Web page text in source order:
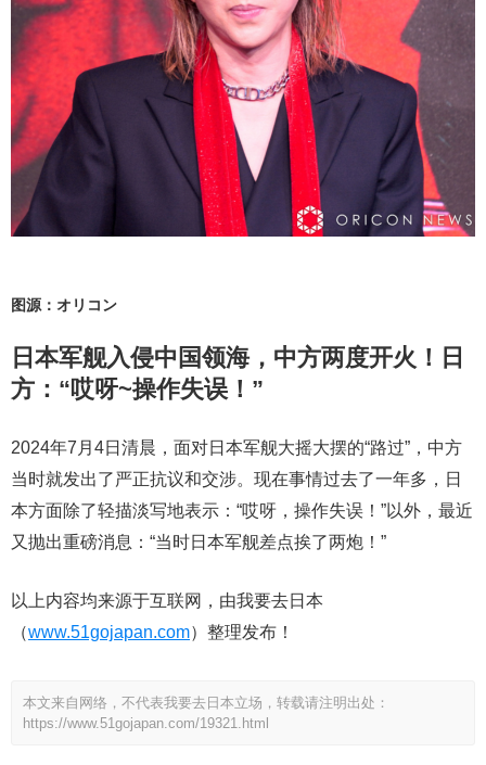
图源：オリコン
日本军舰入侵中国领海，中方两度开火！日
方：“哎呀~操作失误！”
2024年7月4日清晨，面对日本军舰大摇大摆的“路过”，中方
当时就发出了严正抗议和交涉。现在事情过去了一年多，日
本方面除了轻描淡写地表示：“哎呀，操作失误！”以外，最近
又抛出重磅消息：“当时日本军舰差点挨了两炮！”
以上内容均来源于互联网，由我要去日本
（www.51gojapan.com）整理发布！
本文来自网络，不代表我要去日本立场，转载请注明出处：
https://www.51gojapan.com/19321.html